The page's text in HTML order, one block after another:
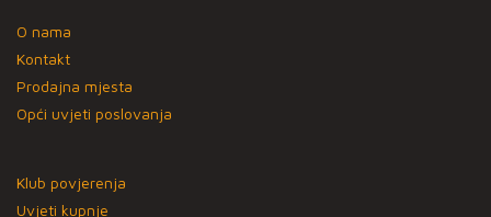
O nama
Kontakt
Prodajna mjesta
Opći uvjeti poslovanja
Klub povjerenja
Uvjeti kupnje